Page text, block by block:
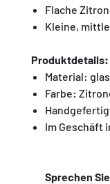
Flache
Kleine,
Produktdetails:
Material:
Farbe:
Im Geschäft
Sprechen